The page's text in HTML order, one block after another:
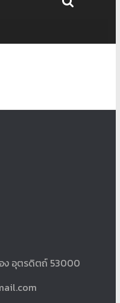
อง อุตรดิตถ์ 53000